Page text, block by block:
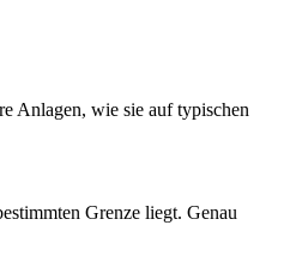
Anlagen, wie sie auf typischen
Grenze liegt. Genau